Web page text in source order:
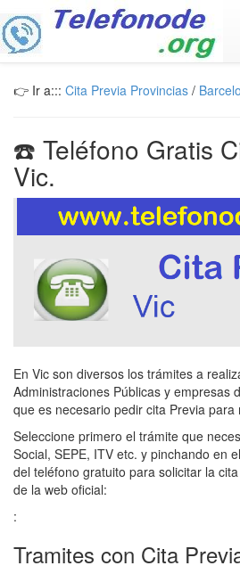
👉 Ir a::: Cita Previa Provincias /
☎️ Teléfono Gratis
Vic.
En Vic son diversos los trámites a
Administraciones Públicas y empresas
que es necesario pedir cita Previa
Seleccione primero el trámite que
Social, SEPE, ITV etc. y pinchando en
del teléfono gratuito para solicitar la
de la web oficial:
:
Tramites con Cita